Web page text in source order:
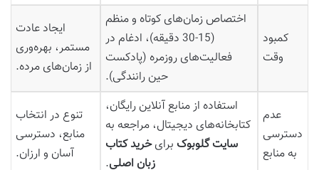
کمبود
وقت
اختصاص زمان‌های کوتاه و منظم
(15-30 دقیقه)، ادغام در
فعالیت‌های روزمره (پادکست
حین رانندگی).
ایجاد عادت
مستمر، بهره‌وری
از زمان‌های مرده.
عدم
دسترسی
به منابع
استفاده از منابع آنلاین رایگان،
کتابخانه‌های دیجیتال، مراجعه به
سایت گلوبوک برایخرید کتاب
زبان اصلی.
تنوع در انتخاب
منابع، دسترسی
آسان و ارزان.